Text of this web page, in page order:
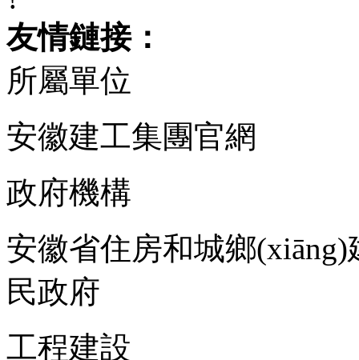
友情鏈接：
所屬單位
安徽建工集團官網
政府機構
安徽省住房和城鄉(xiāng)
民政府
工程建設